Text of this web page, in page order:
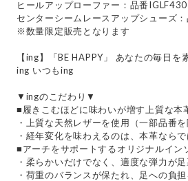
ヒールアップローファー：品番
センターシームレースアップシューズ
※数量限定販売となります
【ing】「BE HAPPY」 あなたの毎日
ing いつもing
▼ingのこだわり▼
■履きこむほどに味わいが増す上質な本
・上質な天然レザーを使用（一部品番を
・経年変化を味わえるのは、本革ならで
■アーチをサポートするオリジナルイン
・柔らかいだけでなく、適度な弾力が
・荷重のバランスが保たれ、足への負担